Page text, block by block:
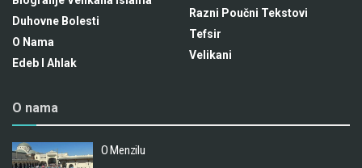
Duhovne Bolesti
O Nama
Edeb I Ahlak
Razni Poučni Tekstovi
Tefsir
Velikani
O nama
O Menzilu